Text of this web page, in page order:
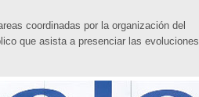
coordinadas por la organización del
que asista a presenciar las evoluciones